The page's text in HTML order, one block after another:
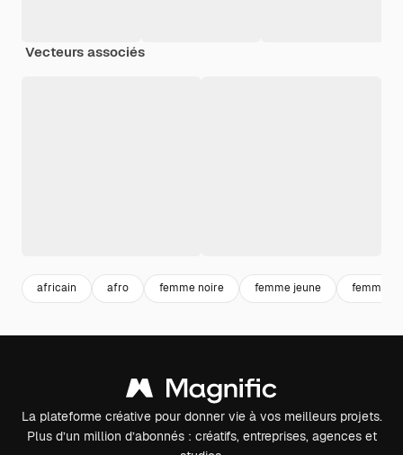
Vecteurs associés
africain afro femme noire femme jeune femme
La plateforme créative pour donner vie à vos meilleurs projets.
Plus d’un million d’abonnés : créatifs, entreprises, agences et